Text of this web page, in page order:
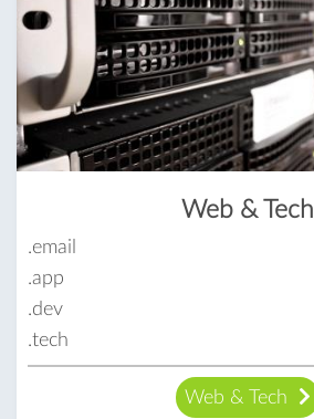
Web & Tech
.email
.app
.dev
.tech
Web & Tech